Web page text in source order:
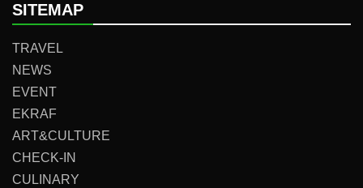
SITEMAP
TRAVEL
NEWS
EVENT
EKRAF
ART&CULTURE
CHECK-IN
CULINARY